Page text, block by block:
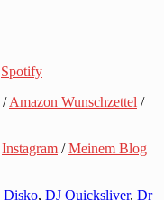
Spotify
/Amazon Wunschzettel /
Instagram /Meinem Blog
Disko, DJ Quicksliver, Dr